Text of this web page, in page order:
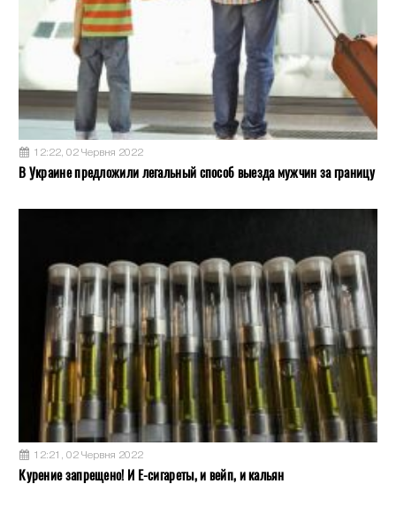
12:22, 02 Червня 2022
В Украине предложили легальный способ выезда мужчин за границу
12:21, 02 Червня 2022
Курение запрещено! И Е-сигареты, и вейп, и кальян